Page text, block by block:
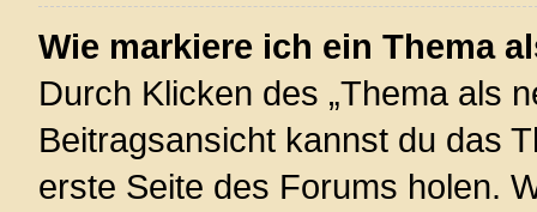
Wie markiere ich ein Thema
Durch Klicken des „Thema als
Beitragsansicht kannst du das
erste Seite des Forums holen.